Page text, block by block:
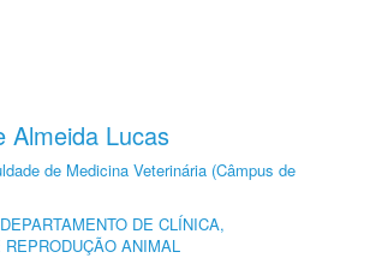
Almeida Lucas
de Medicina Veterinária (Câmpus de
DEPARTAMENTO DE CLÍNICA,
ANIMAL